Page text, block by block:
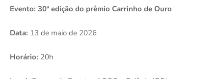
Evento: 30ª edição do prêmio Carrinho de Ouro
Data: 13 de maio de 2026
Horário: 20h